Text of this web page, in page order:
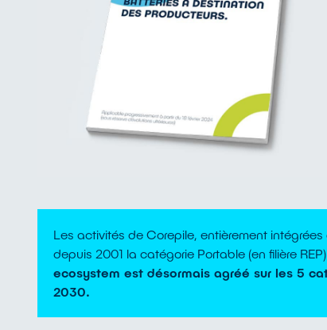
Les activités de Corepile, entièrement
depuis 2001 la catégorie Portable (en filière
ecosystem est désormais agréé sur les 5
2030.